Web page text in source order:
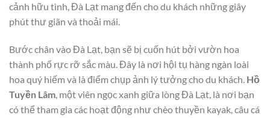
cảnh hữu tình, Đà Lạt mang đến cho du khách những giây
phút thư giãn và thoải mái.
Bước chân vào Đà Lạt, bạn sẽ bị cuốn hút bởi vườn hoa
thành phố rực rỡ sắc màu. Đây là nơi hội tụ hàng ngàn loài
hoa quý hiếm và là điểm chụp ảnh lý tưởng cho du khách. Hồ
Tuyền Lâm, một viên ngọc xanh giữa lòng Đà Lạt, là nơi bạn
có thể tham gia các hoạt động như chèo thuyền kayak, câu cá